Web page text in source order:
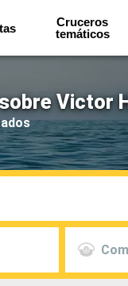
Cruceros
temáticos
Victor